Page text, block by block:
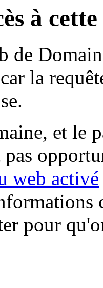
à
de
la
et le
pas
web activé
pour